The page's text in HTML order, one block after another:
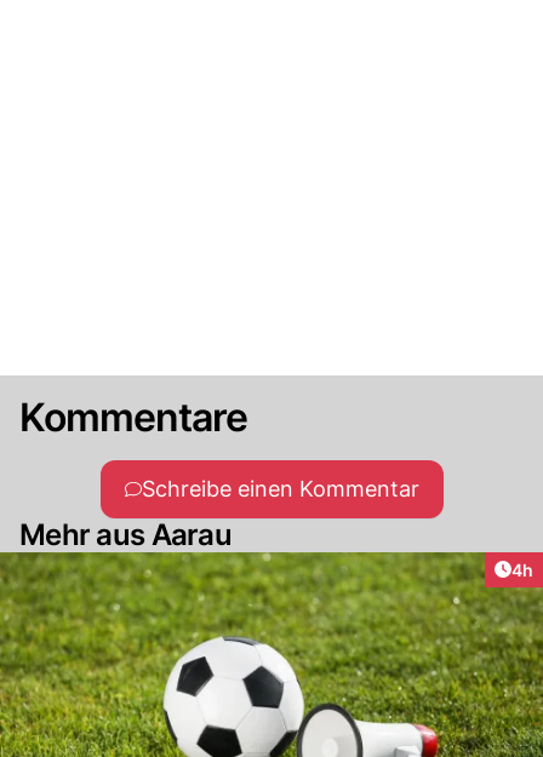
Kommentare
Schreibe einen Kommentar
Mehr aus Aarau
4h